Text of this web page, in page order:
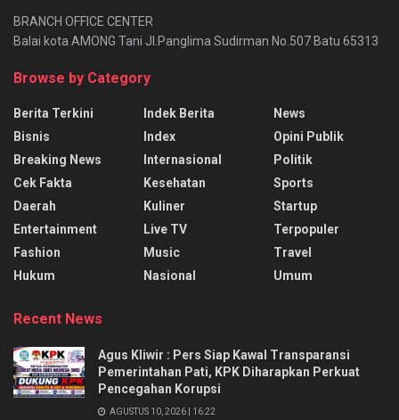
BRANCH OFFICE CENTER
Balai kota AMONG Tani Jl.Panglima Sudirman No.507 Batu 65313
Browse by Category
Berita Terkini
Bisnis
Breaking News
Cek Fakta
Daerah
Entertainment
Fashion
Hukum
Indek Berita
Index
Internasional
Kesehatan
Kuliner
Live TV
Music
Nasional
News
Opini Publik
Politik
Sports
Startup
Terpopuler
Travel
Umum
Recent News
Agus Kliwir : Pers Siap Kawal Transparansi
Pemerintahan Pati, KPK Diharapkan Perkuat
Pencegahan Korupsi
AGUSTUS 10, 2026 | 16:22